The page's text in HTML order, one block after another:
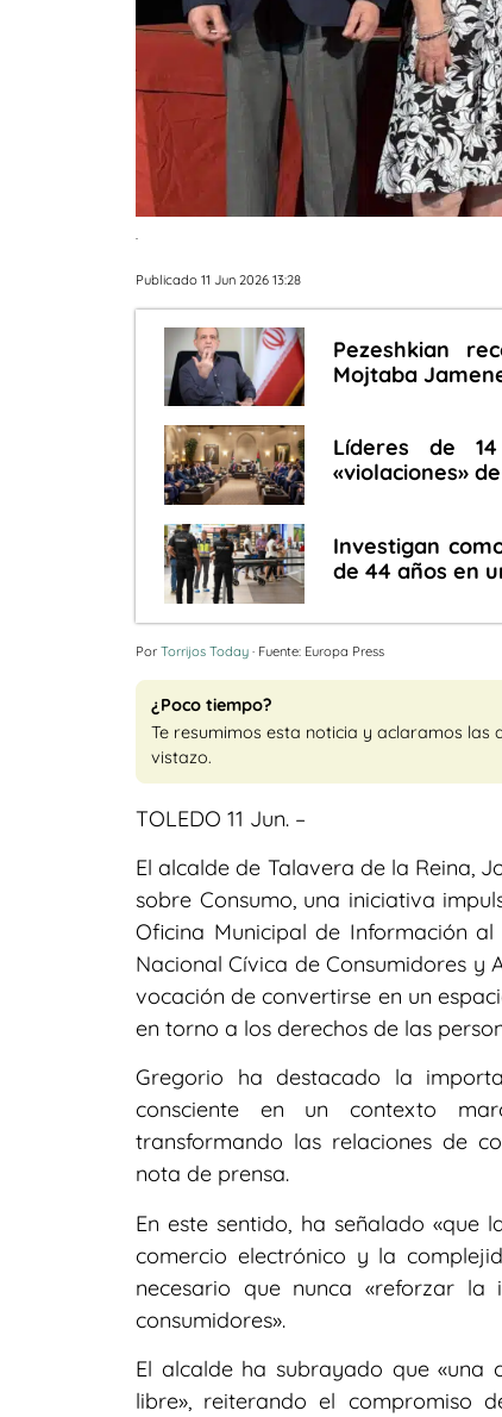
.
Publicado 11 Jun 2026 13:28
Pezeshkian
Mojtaba
Líderes de
«violaciones»
Investigan
de 44 años en
Por Torrijos Today · Fuente: Europa Press
¿Poco tiempo?
Te resumimos esta noticia y aclaramos las
vistazo.
TOLEDO 11 Jun. –
El alcalde de Talavera de la Reina,
sobre Consumo, una iniciativa
Oficina Municipal de Información
Nacional Cívica de Consumidores y
vocación de convertirse en un
en torno a los derechos de las
Gregorio ha destacado la
consciente en un contexto
transformando las relaciones de
nota de prensa.
En este sentido, ha señalado «que
comercio electrónico y la
necesario que nunca «reforzar
consumidores».
El alcalde ha subrayado que «una
libre», reiterando el compromiso